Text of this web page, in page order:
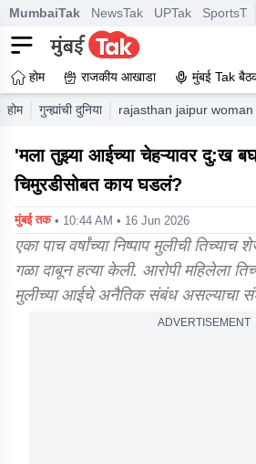
MumbaiTak NewsTak UPTak
होम राजकीय आखाडा मुंबई Tak
होम गुन्ह्यांची दुनिया rajasthan jaipur
'मला तुझ्या आईच्या चेहऱ्यावर दु:ख
चिमुरडीसोबत काय घडलं?
मुंबई तक • 10:44 AM • 16 Jun 2026
एका पाच वर्षांच्या निष्पाप मुलीची तिच्याच
गळा दाबून हत्या केली. आरोपी महिलेला
मुलीच्या आईचे अनैतिक संबंध असल्याचा
ADVERTISEMENT